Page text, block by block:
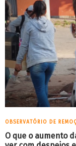
OBSERVATÓRIO DE
O que o aumento